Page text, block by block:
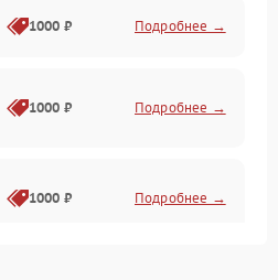
1000 ₽ Подробнее →
1000 ₽ Подробнее →
1000 ₽ Подробнее →